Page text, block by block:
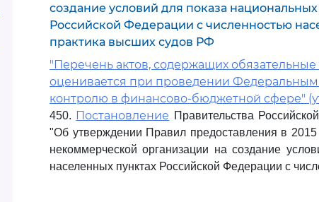
создание условий для показа
Российской Федерации с численностью
практика высших судов РФ
"Перечень актов, содержащих
оценивается при проведении
контролю в финансово-бюджетной сфере"
450. Постановление Правительства
"Об утверждении Правил предоставления в
некоммерческой организации на создание
населенных пунктах Российской Федерации с